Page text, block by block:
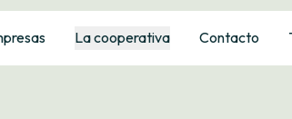
La cooperativa Contacto